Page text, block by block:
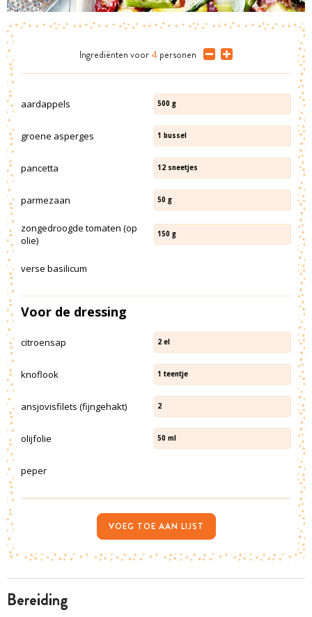
bereiding
Ingrediënten voor 4 personen
aardappels 500 g
groene asperges 1 bussel
pancetta 12 sneetjes
parmezaan 50 g
zongedroogde tomaten (op
olie)
150 g
verse basilicum
Voor de dressing
citroensap 2 el
knoflook 1 teentje
ansjovisfilets (fijngehakt) 2
olijfolie 50 ml
peper
VOEG TOE AAN LIJST